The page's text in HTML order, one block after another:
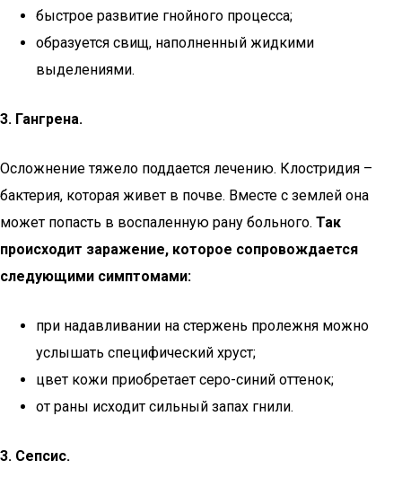
быстрое развитие гнойного процесса;
образуется свищ, наполненный жидкими
выделениями.
3. Гангрена.
Осложнение тяжело поддается лечению. Клостридия –
бактерия, которая живет в почве. Вместе с землей она
может попасть в воспаленную рану больного. Так
происходит заражение, которое сопровождается
следующими симптомами:
при надавливании на стержень пролежня можно
услышать специфический хруст;
цвет кожи приобретает серо-синий оттенок;
от раны исходит сильный запах гнили.
3. Сепсис.